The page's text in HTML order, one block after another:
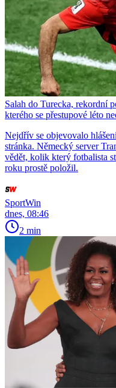
Salah do Turecka, rekordní
kterého se přestupové léto
Nejdřív se objevovalo
stránka. Německý server
vědět, kolik který fotbalista
roku prostě položil.
SportWin
dnes, 08:46
2 min